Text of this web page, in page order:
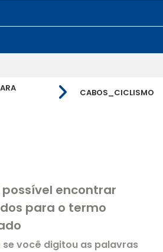
CABOS_CICLISMO
possível encontrar
para o termo
se você digitou as palavras